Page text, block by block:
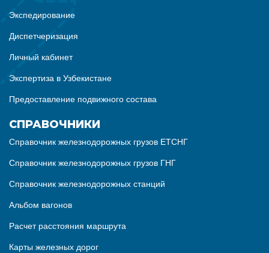
Экспедирование
Диспетчеризация
Личный кабинет
Экспертиза в Узбекистане
Предоставление подвижного состава
СПРАВОЧНИКИ
Справочник железнодорожных грузов ЕТСНГ
Справочник железнодорожных грузов ГНГ
Справочник железнодорожных станций
Альбом вагонов
Расчет расстояния маршрута
Карты железных дорог